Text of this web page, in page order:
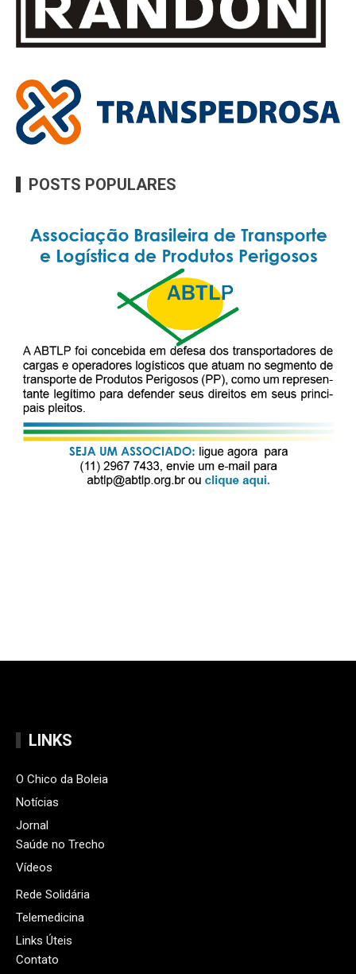
POSTS POPULARES
LINKS
O Chico da Boleia
Notícias
Jornal
Saúde no Trecho
Vídeos
Rede Solidária
Telemedicina
Links Úteis
Contato